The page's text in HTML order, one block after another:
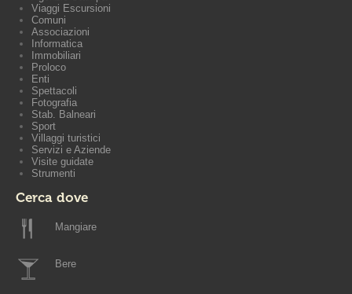
Viaggi Escursioni
Comuni
Associazioni
Informatica
Immobiliari
Proloco
Enti
Spettacoli
Fotografia
Stab. Balneari
Sport
Villaggi turistici
Servizi e Aziende
Visite guidate
Strumenti
Cerca dove
Mangiare
Bere